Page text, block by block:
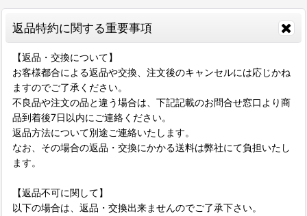
返品特約に関する重要事項
【返品・交換について】
お客様都合による返品や交換、注文後のキャンセルには応じかね
ますのでご了承ください。
不良品や注文の品と違う場合は、下記記載のお問合せ窓口より商
品到着後7日以内にご連絡ください。
返品方法について別途ご連絡いたします。
なお、その場合の返品・交換にかかる送料は弊社にて負担いたし
ます。
【返品不可に関して】
以下の場合は、返品・交換出来ませんのでご了承下さい。